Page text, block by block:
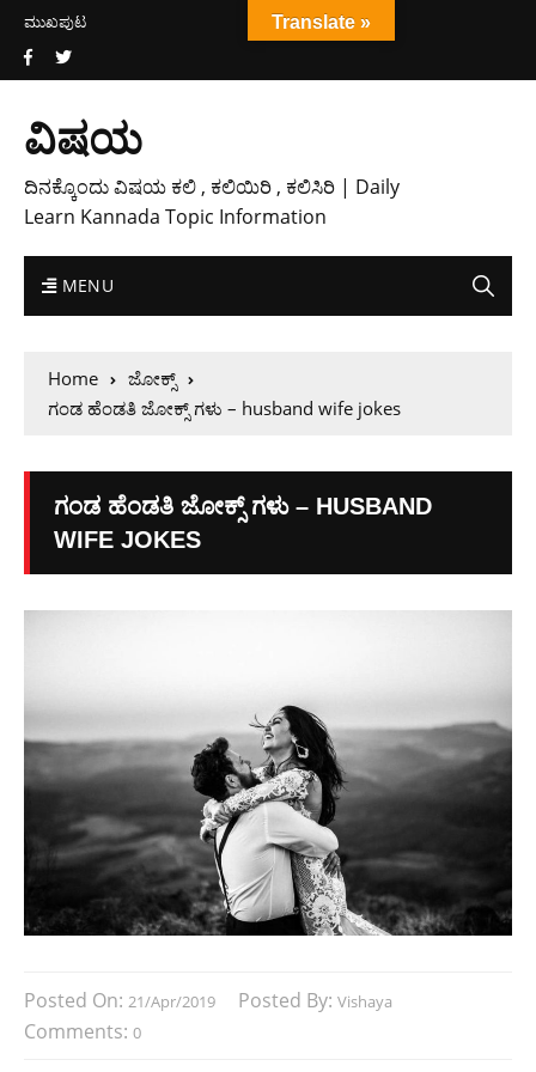
ಮುಖಪುಟ
ವಿಷಯ
ದಿನಕ್ಕೊಂದು ವಿಷಯ ಕಲಿ , ಕಲಿಯಿರಿ , ಕಲಿಸಿರಿ | Daily
Learn Kannada Topic Information
MENU
Home
ಜೋಕ್ಸ್
ಗಂಡ ಹೆಂಡತಿ ಜೋಕ್ಸ್ ಗಳು – husband wife jokes
ಗಂಡ ಹೆಂಡತಿ ಜೋಕ್ಸ್ ಗಳು – HUSBAND
WIFE JOKES
Posted On: 21/Apr/2019 Posted By: Vishaya
Comments: 0
Translate »